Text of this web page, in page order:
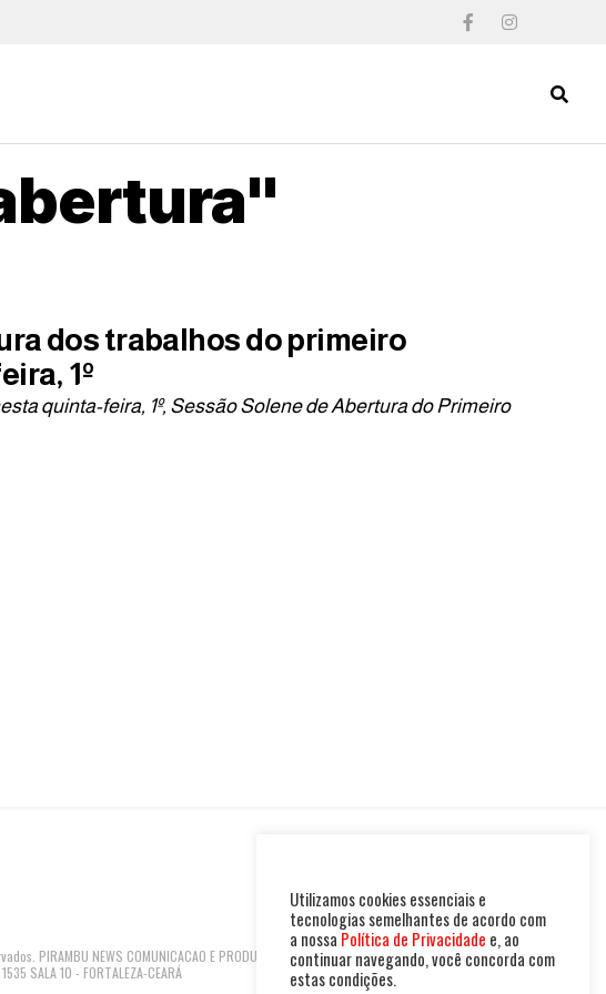
dos trabalhos do primeiro
1º
quinta-feira, 1º, Sessão Solene de Abertura do Primeiro
PIRAMBU NEWS COMUNICACAO E PRODUTOS LTDA | CNPJ:
SALA 10 - FORTALEZA-CEARÁ
Utilizamos cookies essenciais e
tecnologias semelhantes de acordo com
a nossa Política de Privacidade e, ao
continuar navegando, você concorda com
estas condições.